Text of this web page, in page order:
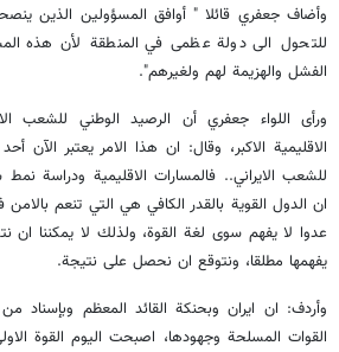
وأضاف جعفري قائلا " أوافق المسؤولين الذين
للتحول الى دولة عظمى في المنطقة لأن هذه
الفشل والهزيمة لهم ولغيرهم".
ورأى اللواء جعفري أن الرصيد الوطني للشعب
الاقليمية الاكبر، وقال: ان هذا الامر يعتبر الآن
للشعب الايراني.. فالمسارات الاقليمية ودراسة
ان الدول القوية بالقدر الكافي هي التي تنعم
عدوا لا يفهم سوى لغة القوة، ولذلك لا يمكننا ان
يفهمها مطلقا، ونتوقع ان نحصل على نتيجة.
وأردف: ان ايران وبحنكة القائد المعظم
القوات المسلحة وجهودها، اصبحت اليوم القوة